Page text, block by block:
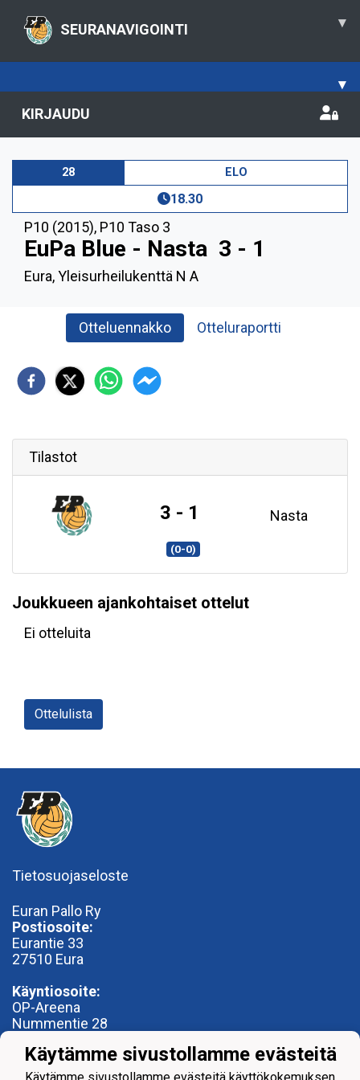
SEURANAVIGOINTI ▾
▾
KIRJAUDU
28 ELO
18.30
P10 (2015), P10 Taso 3
EuPa Blue - Nasta 3 - 1
Eura, Yleisurheilukenttä N A
Otteluennakko Otteluraportti
Tilastot
3 - 1 Nasta
(0-0)
Joukkueen ajankohtaiset ottelut
Ei otteluita
Ottelulista
Tietosuojaseloste
Euran Pallo Ry
Postiosoite:
Eurantie 33
27510 Eura
Käyntiosoite:
OP-Areena
Nummentie 28
toimisto@euranpallo.fi
Käytämme sivustollamme evästeitä